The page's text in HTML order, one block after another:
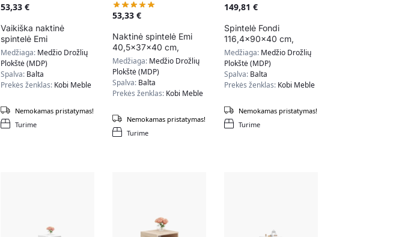
53,33€
Vaikiška naktinė
spintelė Emi
40,5x37x40 cm, balta
Medžiaga: Medžio Drožlių
Plokštė (MDP)
Spalva: Balta
Prekės ženklas: Kobi Meble
Turime
Nemokamas pristatymas!
53,33€
Naktinė spintelė Emi
40,5x37x40 cm,
tamsiai pilkos spalvos
Medžiaga: Medžio Drožlių
Plokštė (MDP)
Spalva: Balta
Prekės ženklas: Kobi Meble
Turime
Nemokamas pristatymas!
149,81 €
Spintelė Fondi
116,4x90x40 cm,
baltos spalvos
Medžiaga: Medžio Drožlių
Plokštė (MDP)
Spalva: Balta
Prekės ženklas: Kobi Meble
Turime
Nemokamas pristatymas!